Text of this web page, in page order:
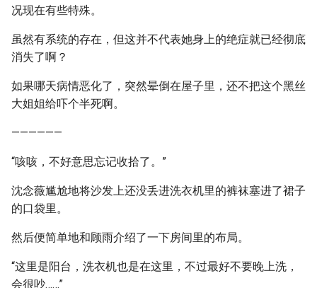
况现在有些特殊。
虽然有系统的存在，但这并不代表她身上的绝症就已经彻底
消失了啊？
如果哪天病情恶化了，突然晕倒在屋子里，还不把这个黑丝
大姐姐给吓个半死啊。
——————
“咳咳，不好意思忘记收拾了。”
沈念薇尴尬地将沙发上还没丢进洗衣机里的裤袜塞进了裙子
的口袋里。
然后便简单地和顾雨介绍了一下房间里的布局。
“这里是阳台，洗衣机也是在这里，不过最好不要晚上洗，
会很吵……”